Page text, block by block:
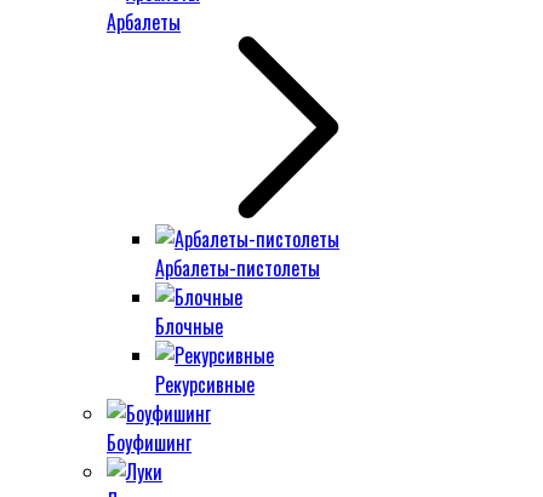
Арбалеты
Арбалеты-пистолеты
Блочные
Рекурсивные
Боуфишинг